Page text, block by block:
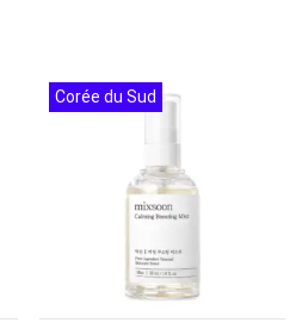
Corée du Sud